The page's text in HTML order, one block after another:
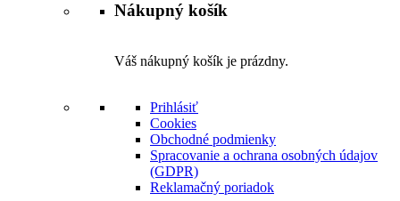
Nákupný košík
Váš nákupný košík je prázdny.
Prihlásiť
Cookies
Obchodné podmienky
Spracovanie a ochrana osobných údajov
(GDPR)
Reklamačný poriadok